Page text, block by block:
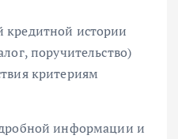
истории
поручительство)
критериям
информации и